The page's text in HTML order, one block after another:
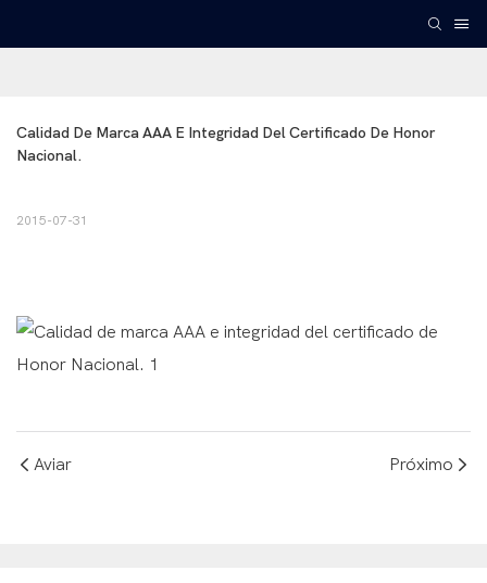
Calidad De Marca AAA E Integridad Del Certificado De Honor
Nacional.
2015-07-31
Aviar Próximo